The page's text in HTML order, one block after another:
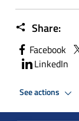
Share:
Facebook
LinkedIn
See actions